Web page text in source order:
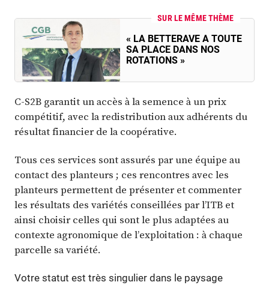
SUR LE MÊME THÈME
« LA BETTERAVE A TOUTE
SA PLACE DANS NOS
ROTATIONS »
C-S2B garantit un accès à la semence à un prix
compétitif, avec la redistribution aux adhérents du
résultat financier de la coopérative.
Tous ces services sont assurés par une équipe au
contact des planteurs ; ces rencontres avec les
planteurs permettent de présenter et commenter
les résultats des variétés conseillées par l’ITB et
ainsi choisir celles qui sont le plus adaptées au
contexte agronomique de l’exploitation : à chaque
parcelle sa variété.
Votre statut est très singulier dans le paysage